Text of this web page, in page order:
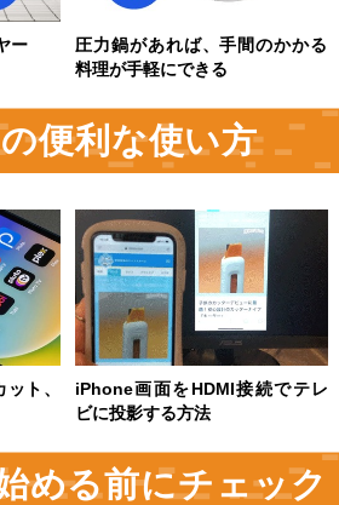
ー
圧力鍋があれば、手間のかかる
料理が手軽にできる
便利な使い方
ト、
iPhone画面をHDMI接続でテレ
ビに投影する方法
める前にチェック